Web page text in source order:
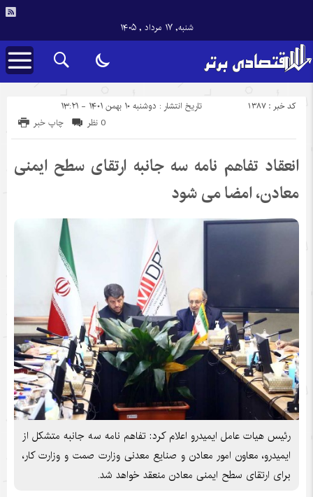
شنبه, ۱۷ مرداد , ۱۴۰۵
تاریخ انتشار : دوشنبه ۱۰ بهمن ۱۴۰۱ - ۱۳:۲۱ کد خبر : 1387
چاپ خبر 0 نظر
انعقاد تفاهم نامه سه جانبه ارتقای سطح ایمنی
معادن، امضا می شود
رئیس هیات عامل ایمیدرو اعلام کرد: تفاهم نامه سه جانبه متشکل از
ایمیدرو، معاون امور معادن و صنایع معدنی وزارت صمت و وزارت کار،
برای ارتقای سطح ایمنی معادن منعقد خواهد شد.